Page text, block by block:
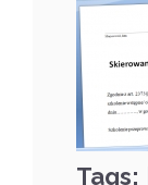
Tags: